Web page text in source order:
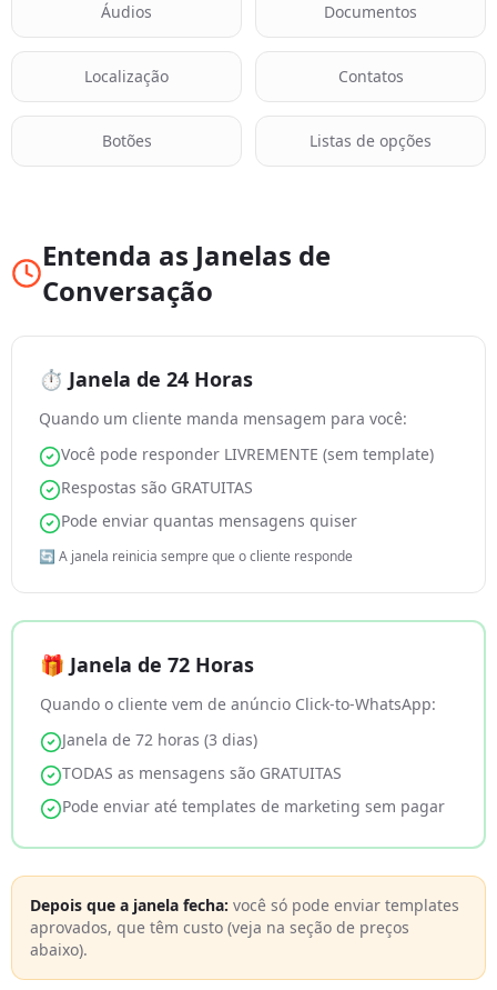
Áudios Documentos
Localização Contatos
Botões Listas de opções
Entenda as Janelas de
Conversação
⏱️ Janela de 24 Horas
Quando um cliente manda mensagem para você:
Você pode responder LIVREMENTE (sem template)
Respostas são GRATUITAS
Pode enviar quantas mensagens quiser
🔄 A janela reinicia sempre que o cliente responde
🎁 Janela de 72 Horas
Quando o cliente vem de anúncio Click-to-WhatsApp:
Janela de 72 horas (3 dias)
TODAS as mensagens são GRATUITAS
Pode enviar até templates de marketing sem pagar
Depois que a janela fecha: você só pode enviar templates
aprovados, que têm custo (veja na seção de preços
abaixo).